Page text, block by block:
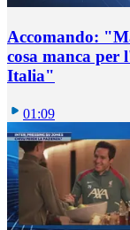
Accomando:
cosa manca
Italia"
01:09